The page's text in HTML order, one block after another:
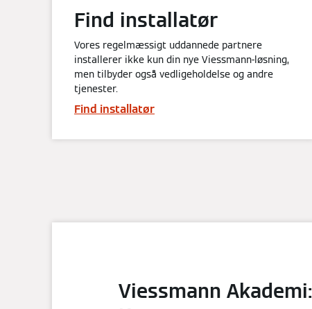
Find installatør
Vores regelmæssigt uddannede partnere
installerer ikke kun din nye Viessmann-løsning,
men tilbyder også vedligeholdelse og andre
tjenester.
Find installatør
Viessmann Akademi: